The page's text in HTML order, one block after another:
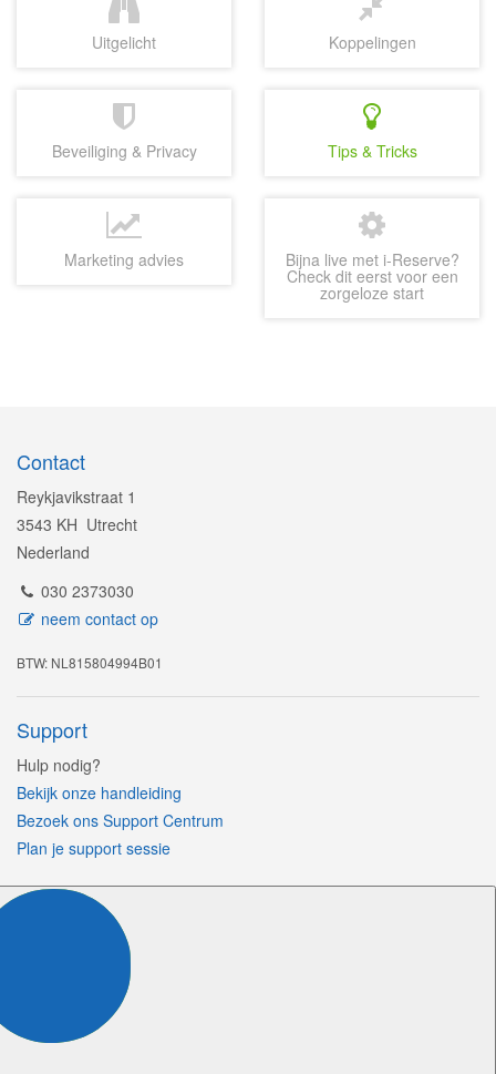
Uitgelicht Koppelingen
Beveiliging & Privacy Tips & Tricks
Marketing advies Bijna live met i-Reserve?
Check dit eerst voor een
zorgeloze start
Contact
Reykjavikstraat 1
3543 KH Utrecht
Nederland
030 2373030
neem contact op
BTW: NL815804994B01
Support
Hulp nodig?
Bekijk onze handleiding
Bezoek ons Support Centrum
Plan je support sessie
Volg ons
Certificeringen